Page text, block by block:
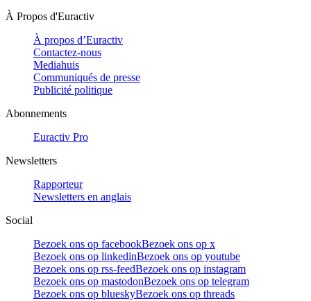
À Propos d'Euractiv
À propos d’Euractiv
Contactez-nous
Mediahuis
Communiqués de presse
Publicité politique
Abonnements
Euractiv Pro
Newsletters
Rapporteur
Newsletters en anglais
Social
Bezoek ons op facebookBezoek ons op x
Bezoek ons op linkedinBezoek ons op youtube
Bezoek ons op rss-feedBezoek ons op instagram
Bezoek ons op mastodonBezoek ons op telegram
Bezoek ons op blueskyBezoek ons op threads